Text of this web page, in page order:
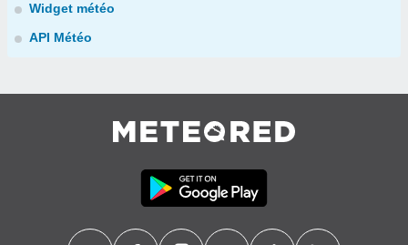
Widget météo
API Météo